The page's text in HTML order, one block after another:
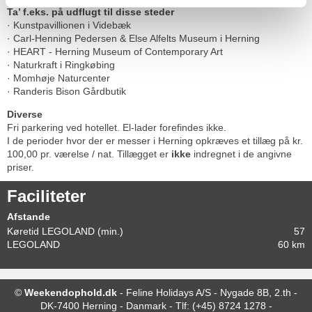
Ta’ f.eks. på udflugt til disse steder
· Kunstpavillionen i Videbæk
· Carl-Henning Pedersen & Else Alfelts Museum i Herning
· HEART - Herning Museum of Contemporary Art
· Naturkraft i Ringkøbing
· Momhøje Naturcenter
· Randeris Bison Gårdbutik
Diverse
Fri parkering ved hotellet. El-lader forefindes ikke.
I de perioder hvor der er messer i Herning opkræves et tillæg på kr.
100,00 pr. værelse / nat. Tillægget er ikke indregnet i de angivne
priser.
Faciliteter
Afstande
Køretid LEGOLAND (min.)
57
LEGOLAND
60 km
© Weekendophold.dk - Feline Holidays A/S - Nygade 8B, 2.th -
DK-7400 Herning - Danmark - Tlf: (+45) 8724 1278 -